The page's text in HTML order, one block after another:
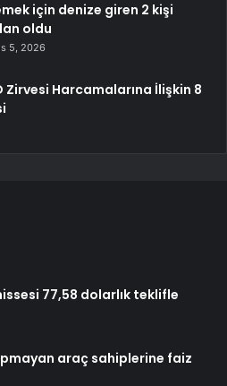
için denize giren 2 kişi
oldu
5, 2026
Zirvesi Harcamalarına İlişkin 8
77,58 dolarlık teklifle
araç sahiplerine faiz